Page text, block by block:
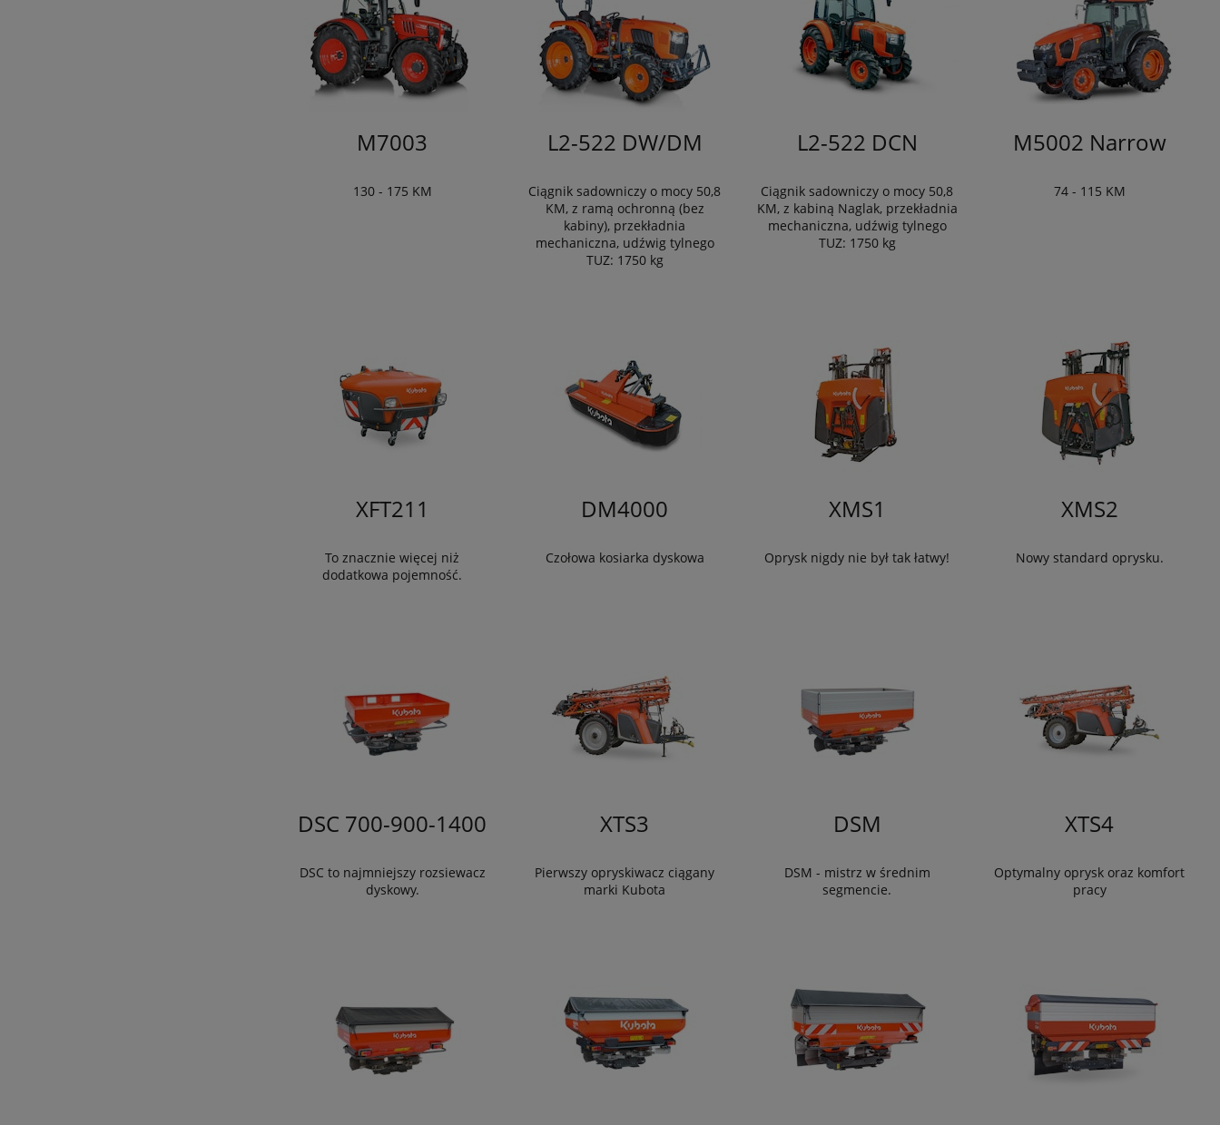
M7003
130 - 175 KM
L2-522 DW/DM
Ciągnik sadowniczy o mocy 50,8
KM, z ramą ochronną (bez
kabiny), przekładnia
mechaniczna, udźwig tylnego
TUZ: 1750 kg
L2-522 DCN
Ciągnik sadowniczy o mocy 50,8
KM, z kabiną Naglak, przekładnia
mechaniczna, udźwig tylnego
TUZ: 1750 kg
M5002 Narrow
74 - 115 KM
XFT211
To znacznie więcej niż
dodatkowa pojemność.
DM4000
Czołowa kosiarka dyskowa
XMS1
Oprysk nigdy nie był tak łatwy!
XMS2
Nowy standard oprysku.
DSC 700-900-1400
DSC to najmniejszy rozsiewacz
dyskowy.
XTS3
Pierwszy opryskiwacz ciągany
marki Kubota
DSM
DSM - mistrz w średnim
segmencie.
XTS4
Optymalny oprysk oraz komfort
pracy